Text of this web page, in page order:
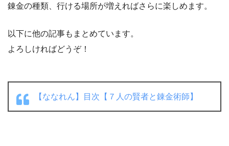
錬金の種類、行ける場所が増えればさらに楽しめます。
以下に他の記事もまとめています。
よろしければどうぞ！
【ななれん】目次【７人の賢者と錬金術師】